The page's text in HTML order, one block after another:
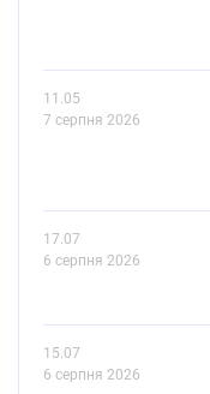
11.05
7 серпня 2026
17.07
6 серпня 2026
15.07
6 серпня 2026